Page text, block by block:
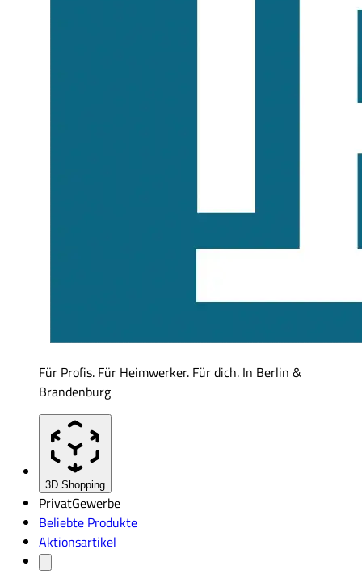
Für Profis. Für Heimwerker. Für dich. In Berlin &
Brandenburg
3D Shopping
PrivatGewerbe
Beliebte Produkte
Aktionsartikel